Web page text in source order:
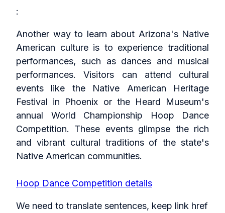
:
Another way to learn about Arizona's Native
American culture is to experience traditional
performances, such as dances and musical
performances. Visitors can attend cultural
events like the Native American Heritage
Festival in Phoenix or the Heard Museum's
annual World Championship Hoop Dance
Competition. These events glimpse the rich
and vibrant cultural traditions of the state's
Native American communities.
Hoop Dance Competition details
We need to translate sentences, keep link href